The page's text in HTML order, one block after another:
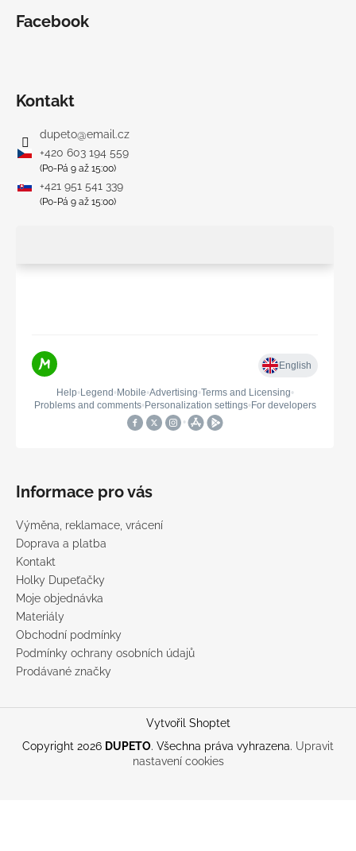
Facebook
Kontakt
dupeto@email.cz
+420 603 194 559
(Po-Pá 9 až 15:00)
+421 951 541 339
(Po-Pá 9 až 15:00)
Informace pro vás
Výměna, reklamace, vrácení
Doprava a platba
Kontakt
Holky Dupeťačky
Moje objednávka
Materiály
Obchodní podmínky
Podmínky ochrany osobních údajů
Prodávané značky
Vytvořil Shoptet
Copyright 2026 DUPETO. Všechna práva vyhrazena. Upravit
nastavení cookies